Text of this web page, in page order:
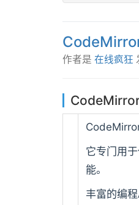
作者是 在线疯狂
CodeMirror
它专门用
能。
丰富的编